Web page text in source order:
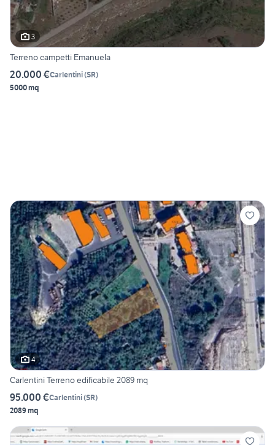
3
Terreno campetti Emanuela
20.000 €Carlentini(SR)
5000 mq
4
Carlentini Terreno edificabile 2089 mq
95.000 €Carlentini(SR)
2089 mq